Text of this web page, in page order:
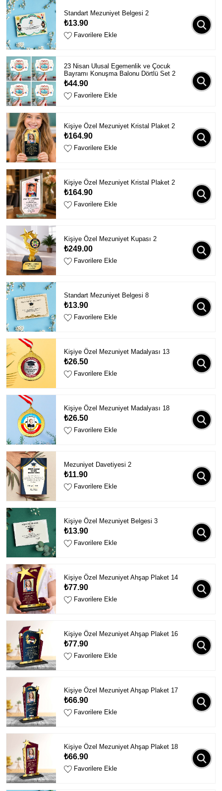
Standart Mezuniyet Belgesi 2
₺13.90
Favorilere Ekle
23 Nisan Ulusal Egemenlik ve Çocuk
Bayramı Konuşma Balonu Dörtlü Set 2
₺44.90
Favorilere Ekle
Kişiye Özel Mezuniyet Kristal Plaket 2
₺164.90
Favorilere Ekle
Kişiye Özel Mezuniyet Kristal Plaket 2
₺164.90
Favorilere Ekle
Kişiye Özel Mezuniyet Kupası 2
₺249.00
Favorilere Ekle
Standart Mezuniyet Belgesi 8
₺13.90
Favorilere Ekle
Kişiye Özel Mezuniyet Madalyası 13
₺26.50
Favorilere Ekle
Kişiye Özel Mezuniyet Madalyası 18
₺26.50
Favorilere Ekle
Mezuniyet Davetiyesi 2
₺11.90
Favorilere Ekle
Kişiye Özel Mezuniyet Belgesi 3
₺13.90
Favorilere Ekle
Kişiye Özel Mezuniyet Ahşap Plaket 14
₺77.90
Favorilere Ekle
Kişiye Özel Mezuniyet Ahşap Plaket 16
₺77.90
Favorilere Ekle
Kişiye Özel Mezuniyet Ahşap Plaket 17
₺66.90
Favorilere Ekle
Kişiye Özel Mezuniyet Ahşap Plaket 18
₺66.90
Favorilere Ekle